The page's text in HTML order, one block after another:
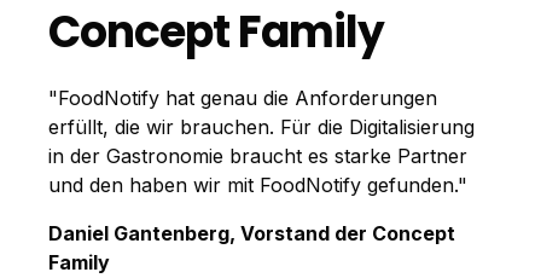
Concept Family
"FoodNotify hat genau die Anforderungen
erfüllt, die wir brauchen. Für die Digitalisierung
in der Gastronomie braucht es starke Partner
und den haben wir mit FoodNotify gefunden."
Daniel Gantenberg, Vorstand der Concept
Family